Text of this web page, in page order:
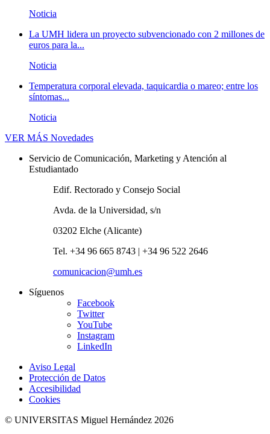
Noticia
La UMH lidera un proyecto subvencionado con 2 millones de
euros para la...
Noticia
Temperatura corporal elevada, taquicardia o mareo; entre los
síntomas...
Noticia
VER MÁS Novedades
Servicio de Comunicación, Marketing y Atención al
Estudiantado
Edif. Rectorado y Consejo Social
Avda. de la Universidad, s/n
03202 Elche (Alicante)
Tel. +34 96 665 8743 | +34 96 522 2646
comunicacion@umh.es
Síguenos
Facebook
Twitter
YouTube
Instagram
LinkedIn
Aviso Legal
Protección de Datos
Accesibilidad
Cookies
© UNIVERSITAS Miguel Hernández 2026